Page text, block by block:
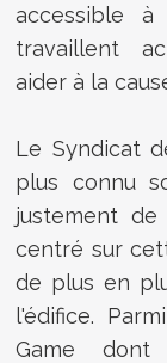
accessible à
travaillent
aider à la
Le Syndicat
plus connu
justement
centré sur
de plus en
l'édifice.
Game